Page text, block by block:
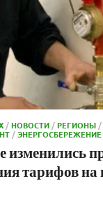
/НОВОСТИ /РЕГИОНЫ /
/ЭНЕРГОСБЕРЕЖЕНИЕ
изменились
тарифов на